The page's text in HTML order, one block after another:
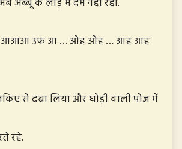
आआआ उफ आ … ओह ओह … आह आह
से दबा लिया और घोड़ी वाली पोज में
रहे.